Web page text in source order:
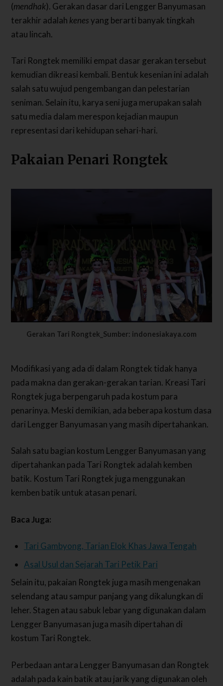
(mendhak). Gerakan dasar dari Lengger Banyumasan
terakhir adalah kenesyang berarti banyak tingkah
atau lincah.
Tari Rongtek memiliki empat dasar gerakan tersebut
kemudian dikreasi kembali. Bentuk kesenian ini adalah
salah satu wujud pengembangan dan pelestarian
seniman. Selain itu, karya seni juga merupakan salah
satu media dalam merespon kejadian maupun
representasi dari kehidupan sehari-hari.
Pakaian Penari Rongtek
Gerakan Tari Rongtek_Sumber: indonesiakaya.com
Modifikasi yang ada di dalam Rongtek tidak hanya
pada makna dan gerakan-gerakan tarian. Kreasi Tari
Rongtek juga berpengaruh pada kostum para
penarinya. Meski demikian, ada beberapa kostum dasa
dari Lengger Banyumasan yang masih dipertahankan.
Salah satu bagian kostum Lengger Banyumasan yang
dipertahankan pada Tari Rongtek adalah kemben
batik. Kostum Tari Rongtek juga menggunakan
kemben batik untuk atasan penari.
Baca Juga:
Tari Gambyong, Tarian Elok Khas Jawa Tengah
Asal Usul dan Sejarah Tari Petik Pari
Selain itu, pakaian Rongtek juga masih mengenakan
selendang atau sampur panjang yang dikalungkan di
leher. Stagen atau sabuk lebar yang digunakan dalam
Lengger Banyumasan juga masih dipertahan di
kostum Tari Rongtek.
Perbedaan antara Lengger Banyumasan dan Rongtek
adalah pada kain batik atau jarik yang digunakan oleh